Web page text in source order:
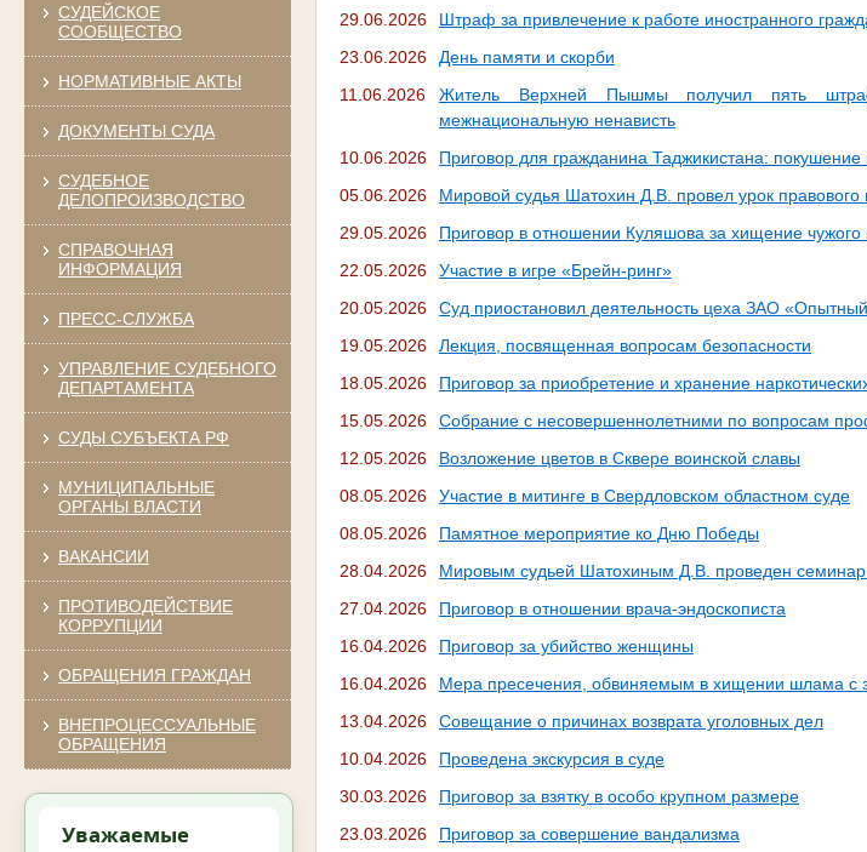
СУДЕЙСКОЕ
СООБЩЕСТВО
НОРМАТИВНЫЕ АКТЫ
ДОКУМЕНТЫ СУДА
СУДЕБНОЕ
ДЕЛОПРОИЗВОДСТВО
СПРАВОЧНАЯ
ИНФОРМАЦИЯ
ПРЕСС-СЛУЖБА
УПРАВЛЕНИЕ СУДЕБНОГО
ДЕПАРТАМЕНТА
СУДЫ СУБЪЕКТА РФ
МУНИЦИПАЛЬНЫЕ
ОРГАНЫ ВЛАСТИ
ВАКАНСИИ
ПРОТИВОДЕЙСТВИЕ
КОРРУПЦИИ
ОБРАЩЕНИЯ ГРАЖДАН
ВНЕПРОЦЕССУАЛЬНЫЕ
ОБРАЩЕНИЯ
Уважаемые
29.06.2026
Штраф за привлечение к работе иностранного
23.06.2026
День памяти и скорби
11.06.2026
Житель Верхней Пышмы получил пять
межнациональную ненависть
10.06.2026
Приговор для гражданина Таджикистана: покушение
05.06.2026
Мировой судья Шатохин Д.В. провел урок правового
29.05.2026
Приговор в отношении Куляшова за хищение
22.05.2026
Участие в игре «Брейн-ринг»
20.05.2026
Суд приостановил деятельность цеха ЗАО
19.05.2026
Лекция, посвященная вопросам безопасности
18.05.2026
Приговор за приобретение и хранение
15.05.2026
Собрание с несовершеннолетними по вопросам
12.05.2026
Возложение цветов в Сквере воинской славы
08.05.2026
Участие в митинге в Свердловском областном суде
08.05.2026
Памятное мероприятие ко Дню Победы
28.04.2026
Мировым судьей Шатохиным Д.В. проведен семинар
27.04.2026
Приговор в отношении врача-эндоскописта
16.04.2026
Приговор за убийство женщины
16.04.2026
Мера пресечения, обвиняемым в хищении шлама с
13.04.2026
Совещание о причинах возврата уголовных дел
10.04.2026
Проведена экскурсия в суде
30.03.2026
Приговор за взятку в особо крупном размере
23.03.2026
Приговор за совершение вандализма